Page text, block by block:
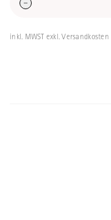
Xian
inkl. MWST exkl. Versandkosten